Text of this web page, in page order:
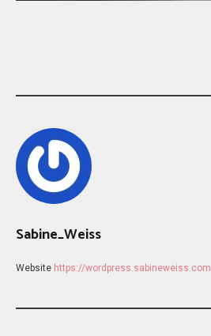
Sabine_Weiss
Website https://wordpress.sabineweiss.com